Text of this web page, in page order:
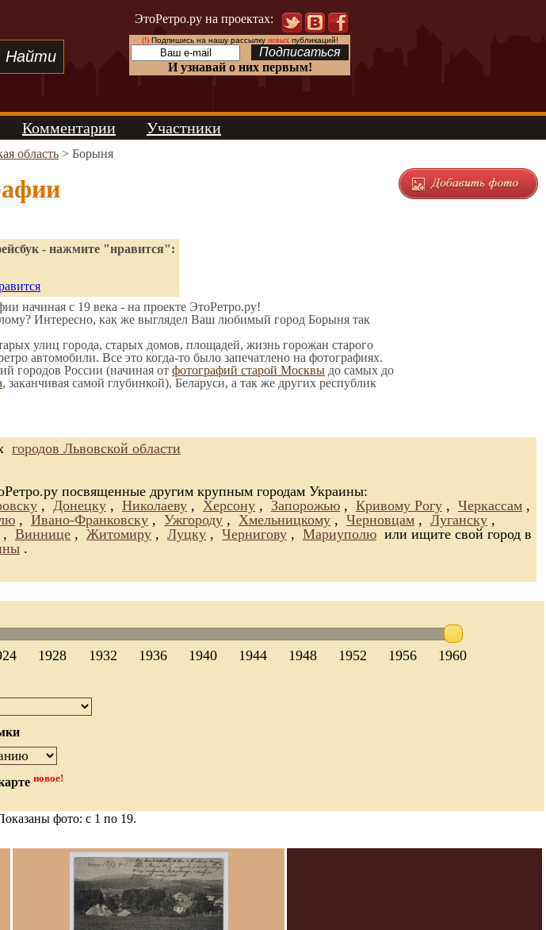
ЭтоРетро.ру на проектах:
(!)Подпишись на нашу рассылку новыхпубликаций!
И узнавай о них первым!
Комментарии Участники
область > Борыня
- нажмите "нравится":
начиная с 19 века - на проекте ЭтоРетро.ру!
Интересно, как же выглядел Ваш любимый город Борыня так
улиц города, старых домов, площадей, жизнь горожан старого
автомобили. Все это когда-то было запечатлено на фотографиях.
городов России (начиная от фотографий старой Москвы до самых до
, заканчивая самой глубинкой), Беларуси, а так же других республик
городов Львовской области
посвященные другим крупным городам Украины:
, Донецку , Николаеву , Херсону , Запорожью , Кривому Рогу , Черкассам ,
, Ивано-Франковску , Ужгороду , Хмельницкому , Черновцам , Луганску ,
, Виннице , Житомиру , Луцку , Чернигову , Мариуполю или ищите свой город в
.
1928 1932 1936 1940 1944 1948 1952 1956 1960
новое!
фото: с 1 по 19.